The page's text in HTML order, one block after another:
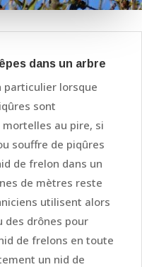
dans un arbre
particulier lorsque
sont
au pire, si
souffre de piqûres
de frelon dans un
de mètres reste
utilisent alors
des drônes pour
de frelons en toute
un nid de